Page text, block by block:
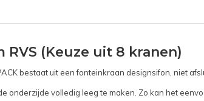
(Keuze uit 8 kranen)
bestaat uit een fonteinkraan designsifon, niet
volledig leeg te maken. Zo kan het